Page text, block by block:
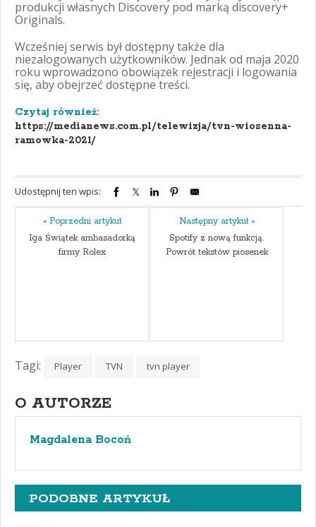
produkcji własnych Discovery pod marką discovery+
Originals.
Wcześniej serwis był dostępny także dla
niezalogowanych użytkowników. Jednak od maja 2020
roku wprowadzono obowiązek rejestracji i logowania
się, aby obejrzeć dostępne treści.
Czytaj również:
https://medianews.com.pl/telewizja/tvn-wiosenna-
ramowka-2021/
Udostępnij ten wpis:
« Poprzedni artykuł
Iga Świątek ambasadorką
firmy Rolex
Następny artykuł »
Spotify z nową funkcją.
Powrót tekstów piosenek
Tagi: Player TVN tvn player
O AUTORZE
Magdalena Bocoń
PODOBNE ARTYKUŁ